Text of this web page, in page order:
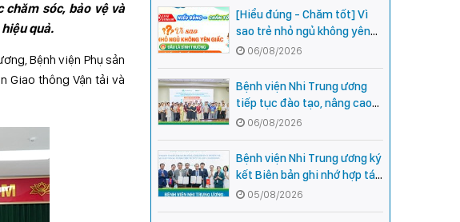
sóc, bảo vệ và
quả.
Bệnh viện Phụ sản
Giao thông Vận tải và
[Hiểu đúng - Chăm tốt] Vì
sao trẻ nhỏ ngủ không yên
giấc - Đâu là bình thường,
đâu là dấu hiệu cần đi khám
ngay?
06/08/2026
Bệnh viện Nhi Trung ương
tiếp tục đào tạo, nâng cao
năng lực khám, chữa bệnh
Nhi khoa cho cán bộ y tế tại
các tỉnh miền núi phía Bắc
06/08/2026
Bệnh viện Nhi Trung ương ký
kết Biên bản ghi nhớ hợp tác
với Bệnh viện Nhi Quốc gia
Campuchia
05/08/2026